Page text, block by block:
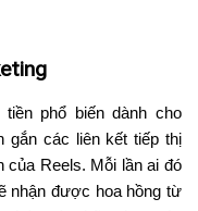
phổ biến dành cho
gắn các liên kết tiếp thị
của Reels. Mỗi lần ai đó
nhận được hoa hồng từ